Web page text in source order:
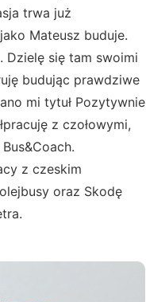
trwa już
Mateusz buduje.
Dzielę się tam swoimi
budując prawdziwe
mi tytuł Pozytywnie
z czołowymi,
z czeskim
oraz Skodę